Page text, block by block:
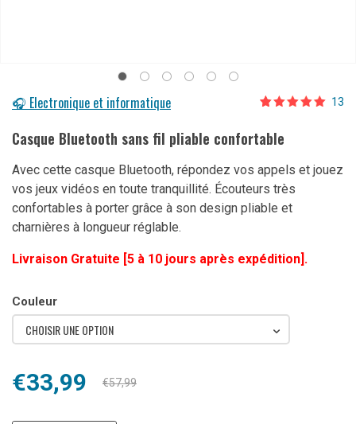
🎧 Electronique et informatique
sur
notations
13
Casque Bluetooth sans fil pliable confortable
Avec cette casque Bluetooth, répondez vos appels et jouez
vos jeux vidéos en toute tranquillité. Écouteurs très
confortables à porter grâce à son design pliable et
charnières à longueur réglable.
Livraison Gratuite [5 à 10 jours après expédition].
Couleur
CHOISIR UNE OPTION
€57,99
Le
€33,99
Le